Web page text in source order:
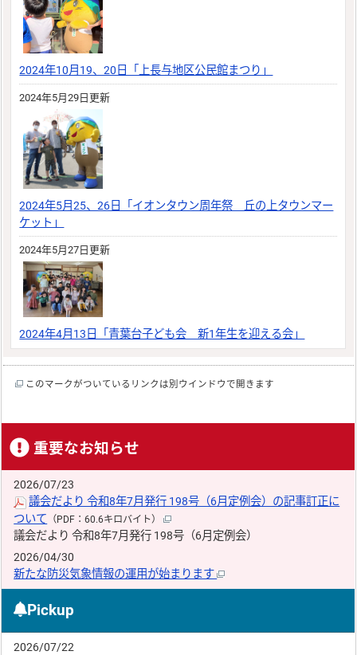
2024年10月19、20日「上長与地区公民館まつり」
2024年5月29日更新
2024年5月25、26日「イオンタウン周年祭 丘の上タウンマー
ケット」
2024年5月27日更新
2024年4月13日「青葉台子ども会 新1年生を迎える会」
このマークがついているリンクは別ウインドウで開きます
重要なお知らせ
2026/07/23
議会だより 令和8年7月発行 198号（6月定例会）の記事訂正に
ついて （PDF：60.6キロバイト）
議会だより 令和8年7月発行 198号（6月定例会）
2026/04/30
新たな防災気象情報の運用が始まります
Pickup
2026/07/22